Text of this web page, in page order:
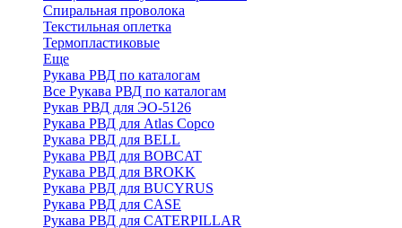
Спиральная проволока
Текстильная оплетка
Термопластиковые
Еще
Рукава РВД по каталогам
Все Рукава РВД по каталогам
Рукав РВД для ЭО-5126
Рукава РВД для Atlas Copco
Рукава РВД для BELL
Рукава РВД для BOBCAT
Рукава РВД для BROKK
Рукава РВД для BUCYRUS
Рукава РВД для CASE
Рукава РВД для CATERPILLAR